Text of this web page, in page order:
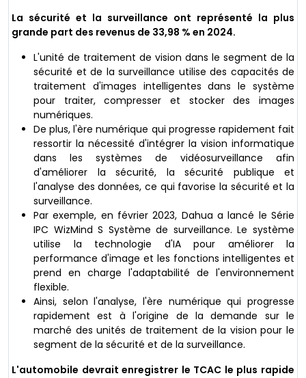
La sécurité et la surveillance ont représenté la plus
grande part des revenus de 33,98 % en 2024.
L'unité de traitement de vision dans le segment de la
sécurité et de la surveillance utilise des capacités de
traitement d'images intelligentes dans le système
pour traiter, compresser et stocker des images
numériques.
De plus, l'ère numérique qui progresse rapidement fait
ressortir la nécessité d'intégrer la vision informatique
dans les systèmes de vidéosurveillance afin
d'améliorer la sécurité, la sécurité publique et
l'analyse des données, ce qui favorise la sécurité et la
surveillance.
Par exemple, en février 2023, Dahua a lancé le Série
IPC WizMind S Système de surveillance. Le système
utilise la technologie d'IA pour améliorer la
performance d'image et les fonctions intelligentes et
prend en charge l'adaptabilité de l'environnement
flexible.
Ainsi, selon l'analyse, l'ère numérique qui progresse
rapidement est à l'origine de la demande sur le
marché des unités de traitement de la vision pour le
segment de la sécurité et de la surveillance.
L'automobile devrait enregistrer le TCAC le plus rapide